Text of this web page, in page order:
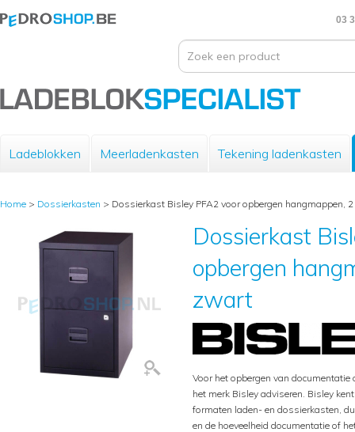
03
Ladeblokken Meerladenkasten Tekening ladenkasten
Home > Dossierkasten > Dossierkast Bisley PFA2 voor opbergen hangmappen,
Dossierkast
opbergen
zwart
Voor het opbergen van
het merk Bisley adviseren. Bisley
formaten laden- en dossierkasten,
en de hoeveelheid documentatie of